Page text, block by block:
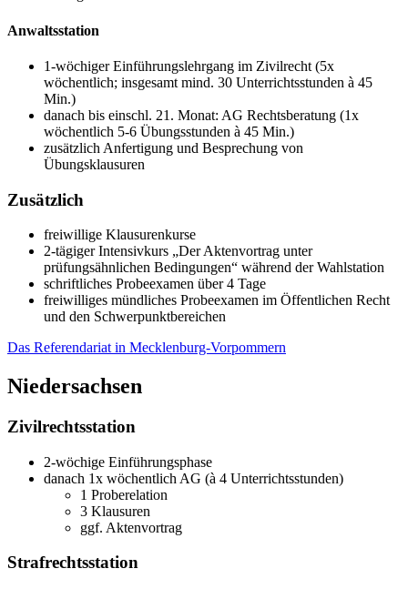
Anwaltsstation
1-wöchiger Einführungslehrgang im Zivilrecht (5x
wöchentlich; insgesamt mind. 30 Unterrichtsstunden à 45
Min.)
danach bis einschl. 21. Monat: AG Rechtsberatung (1x
wöchentlich 5-6 Übungsstunden à 45 Min.)
zusätzlich Anfertigung und Besprechung von
Übungsklausuren
Zusätzlich
freiwillige Klausurenkurse
2-tägiger Intensivkurs „Der Aktenvortrag unter
prüfungsähnlichen Bedingungen“ während der Wahlstation
schriftliches Probeexamen über 4 Tage
freiwilliges mündliches Probeexamen im Öffentlichen Recht
und den Schwerpunktbereichen
Das Referendariat in Mecklenburg-Vorpommern
Niedersachsen
Zivilrechtsstation
2-wöchige Einführungsphase
danach 1x wöchentlich AG (à 4 Unterrichtsstunden)
1 Proberelation
3 Klausuren
ggf. Aktenvortrag
Strafrechtsstation